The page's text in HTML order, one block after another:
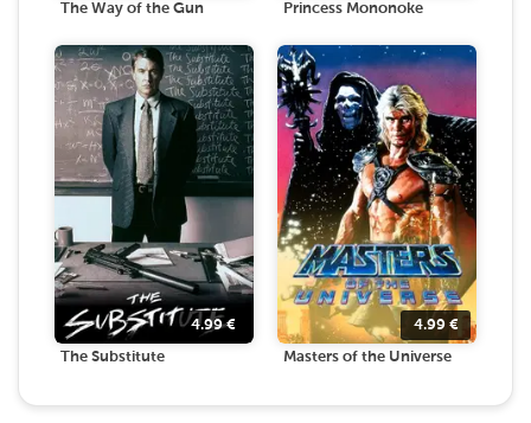
The Way of the Gun Princess Mononoke
4.99€
The Substitute
4.99 €
Masters of the Universe